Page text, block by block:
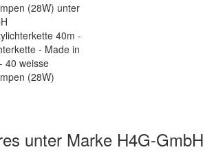
unter Marke H4G-GmbH